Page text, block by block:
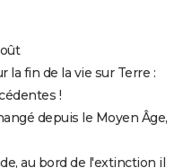
la fin de la vie sur Terre :
!
depuis le Moyen Âge,
au bord de l'extinction il